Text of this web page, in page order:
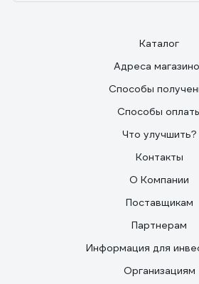
Каталог
Адреса
Способы
Способы
Что улучшить?
Контакты
О Компании
Поставщикам
Партнерам
Информация для
Организациям